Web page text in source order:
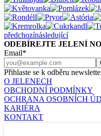
předchozínásledující
ODEBÍREJTE JELENÍ
Email*
Přihlaste se k odběru
O JELENECH
OBCHODNÍ PODMÍNKY
OCHRANA OSOBNÍCH
KARIÉRA
KONTAKT